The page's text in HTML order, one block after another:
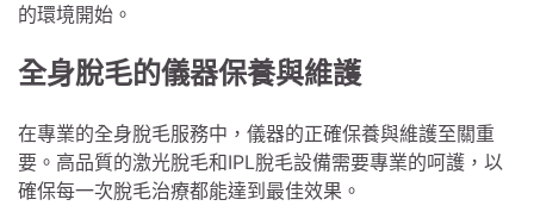
的環境開始。
全身脫毛的儀器保養與維護
在專業的全身脫毛服務中，儀器的正確保養與維護至關重
要。高品質的激光脫毛和IPL脫毛設備需要專業的呵護，以
確保每一次脫毛治療都能達到最佳效果。